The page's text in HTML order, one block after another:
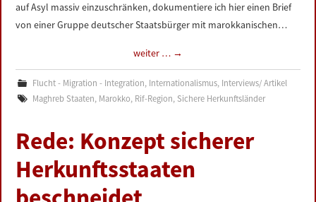
auf Asyl massiv einzuschränken, dokumentiere ich hier einen Brief
von einer Gruppe deutscher Staatsbürger mit marokkanischen…
weiter … →
Flucht - Migration - Integration, Internationalismus, Interviews/ Artikel
Maghreb Staaten, Marokko, Rif-Region, Sichere Herkunftsländer
Rede: Konzept sicherer
Herkunftsstaaten